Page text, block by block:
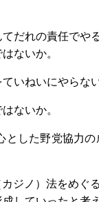
だれの責任でや
ないか。
いねいにやらな
ないか。
した野党協力の
ジノ）法をめぐ